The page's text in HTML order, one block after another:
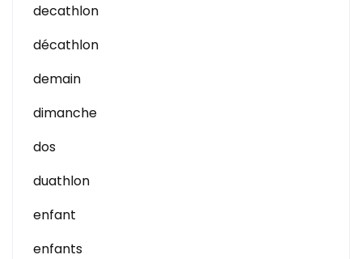
decathlon
décathlon
demain
dimanche
dos
duathlon
enfant
enfants